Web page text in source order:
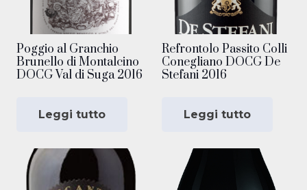
Poggio al Granchio
Brunello di Montalcino
DOCG Val di Suga 2016
Leggi tutto
Refrontolo Passito Colli
Conegliano DOCG De
Stefani 2016
Leggi tutto